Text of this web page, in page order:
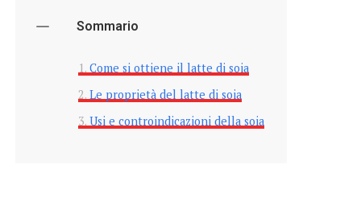
Sommario
Come si ottiene il latte di soia
Le proprietà del latte di soia
Usi e controindicazioni della soia